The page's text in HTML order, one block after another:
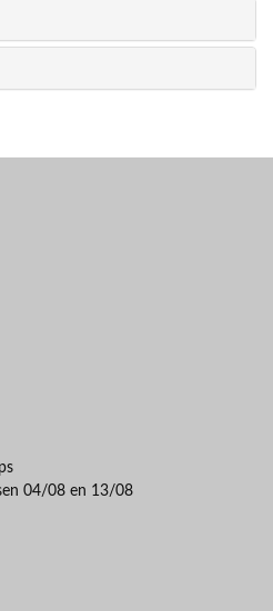
04/08 en 13/08